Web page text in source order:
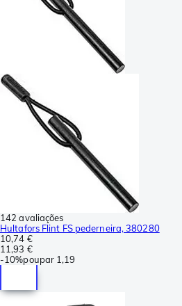
142 avaliações
Hultafors Flint FS pederneira, 380280
10,74 €
11,93 €
-10%poupar 1,19